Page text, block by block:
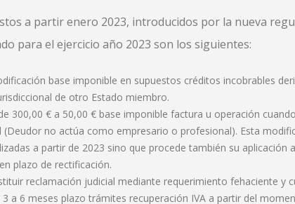
a partir enero 2023, introducidos por la nueva
para el ejercicio año 2023 son los siguientes:
base imponible en supuestos créditos incobrables
de otro Estado miembro.
300,00 € a 50,00 € base imponible factura u operación
(Deudor no actúa como empresario o profesional). Esta
a partir de 2023 sino que procede también su
plazo de rectificación.
reclamación judicial mediante requerimiento fehaciente y
a 6 meses plazo trámites recuperación IVA a partir del